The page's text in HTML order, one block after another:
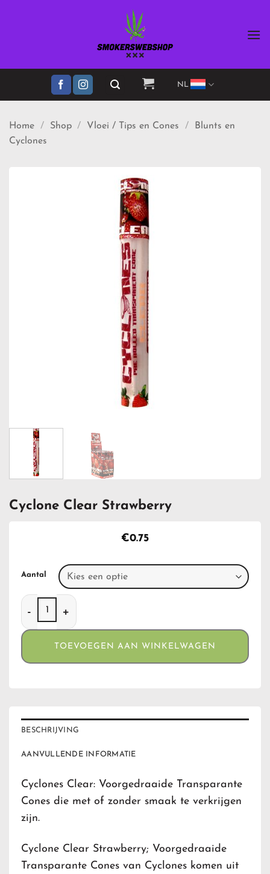
NL
Home / Shop / Vloei / Tips en Cones /
Blunts en
Cyclones
Cyclone Clear Strawberry
€0.75
Aantal
Cyclone Clear Strawberry aantal
TOEVOEGEN AAN WINKELWAGEN
BESCHRIJVING
AANVULLENDE INFORMATIE
Cyclones Clear: Voorgedraaide Transparante
Cones die met of zonder smaak te verkrijgen
zijn.
Cyclone Clear Strawberry; Voorgedraaide
Transparante Cones van Cyclones komen uit